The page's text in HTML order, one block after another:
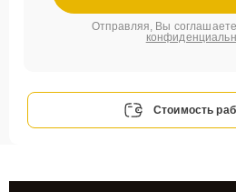
Отправляя, Вы
Стоимость